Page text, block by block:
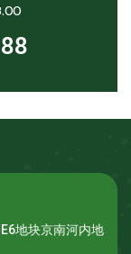
地块京南河内地